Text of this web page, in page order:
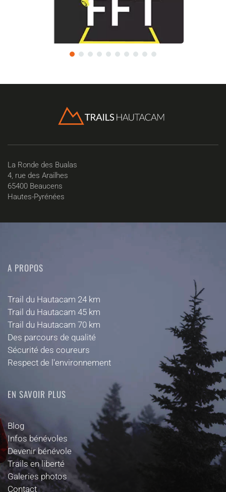
La Ronde des Bualas
4, rue des Arailhes
65400 Beaucens
Hautes-Pyrénées
A PROPOS
Trail du Hautacam 24 km
Trail du Hautacam 45 km
Trail du Hautacam 70 km
Des parcours de qualité
Sécurité des coureurs
Respect de l'environnement
EN SAVOIR PLUS
Blog
Infos bénévoles
Devenir bénévole
Trails en liberté
Galeries photos
Contact